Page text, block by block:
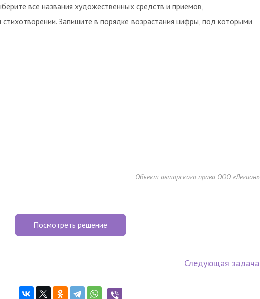
все названия художественных средств и приёмов,
Запишите в порядке возрастания цифры, под которыми
Объект авторского права ООО «Легион»
Посмотреть решение
Следующая задача